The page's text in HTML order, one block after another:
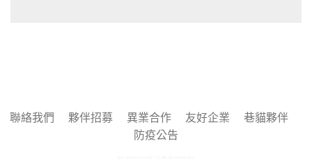
聯絡我們 夥伴招募 異業合作 友好企業
巷貓夥伴
防疫公告